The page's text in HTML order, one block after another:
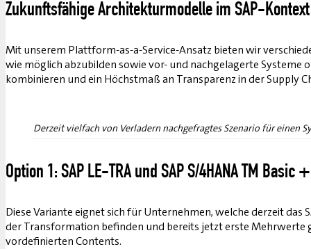
Zukunftsfähige Architekturmodelle im SAP-Kontext
Mit unserem Plattform-as-a-Service-Ansatz bieten wir
wie möglich abzubilden sowie vor- und nachgelagerte Systeme
kombinieren und ein Höchstmaß an Transparenz in der Supply
Derzeit vielfach von Verladern nachgefragtes Szenario für einen
Option 1: SAP LE-TRA und SAP S/4HANA TM Basic
Diese Variante eignet sich für Unternehmen, welche derzeit das
der Transformation befinden und bereits jetzt erste Mehrwerte
vordefinierten Contents.